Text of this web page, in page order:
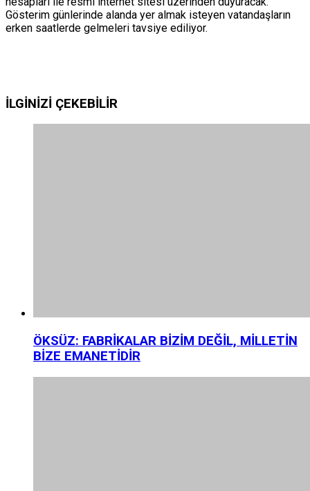
Gösterim günlerinde alanda yer almak isteyen vatandaşların
erken saatlerde gelmeleri tavsiye ediliyor.
İLGİNİZİ ÇEKEBİLİR
ÖKSÜZ: FABRİKALAR BİZİM DEĞİL, MİLLETİN
BİZE EMANETİDİR